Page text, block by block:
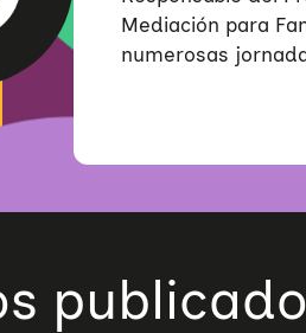
Mediación para
numerosas